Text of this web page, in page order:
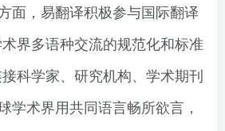
面，易翻译积极参与国际翻译
界多语种交流的规范化和标准
科学家、研究机构、学术期刊
学术界用共同语言畅所欲言，